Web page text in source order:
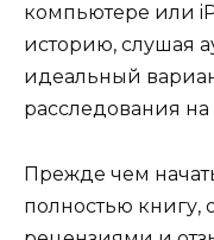
компьютере или
историю, слушая
идеальный
расследования на
Прежде чем
полностью книгу,